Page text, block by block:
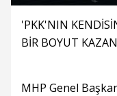
'PKK'NIN
BİR BOYUT
MHP Genel Başkan